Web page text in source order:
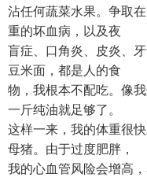
沾任何蔬菜水果。争取
重的坏血病，以及夜
盲症、口角炎、皮炎、
豆米面，都是人的食
物，我根本不配吃。像
一斤纯油就足够了。
这样一来，我的体重很
母猪。由于过度肥胖，
我的心血管风险会增高